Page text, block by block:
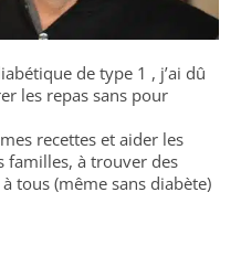
de type 1 , j’ai dû
les repas sans pour
recettes et aider les
familles, à trouver des
tous (même sans diabète)